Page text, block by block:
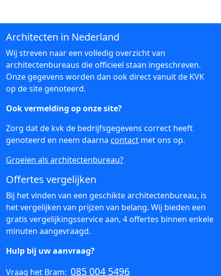
Architecten in Nederland
Wij streven naar een volledig overzicht van
architectenbureaus die officieel staan ingeschreven.
Onze gegevens worden dan ook direct vanuit de KVK
op de site genoteerd.
Ook vermelding op onze site?
Zorg dat de kvk de bedrijfsgegevens correct heeft
genoteerd en neem daarna contact met ons op.
Groeien als architectenbureau?
Offertes vergelijken
Bij het vinden van een geschikte architectenbureau, is
het vergelijken van prijzen van belang. Wij bieden een
gratis vergelijkingsservice aan, 4 offertes binnen enkele
minuten aangevraagd.
Hulp bij uw aanvraag?
Vraag het Bram: 085 004 5496